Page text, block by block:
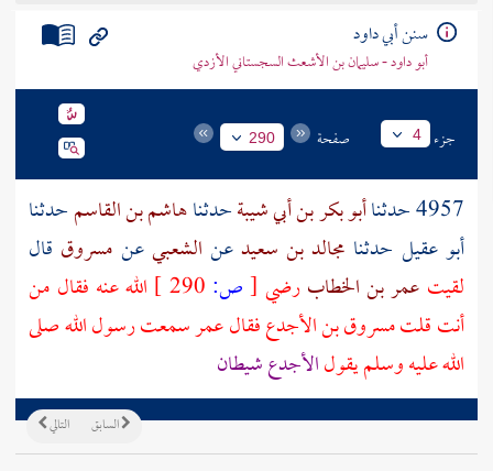
سنن أبي داود
أبو داود - سليمان بن الأشعث السجستاني الأزدي
جزء 4 صفحة 290
4957 حدثنا أبو بكر بن أبي شيبةحدثناهاشم بن القاسمحدثنا
أبو عقيل حدثنا مجالد بن سعيدعن الشعبيعن مسروق قال
لقيت عمر بن الخطابرضي [ص:
الله عنه فقال من
أنت قلتمسروق بن الأجدعفقالعمرسمعت رسول الله صلى
الله عليه وسلم يقولالأجدع شيطان
التالي السابق